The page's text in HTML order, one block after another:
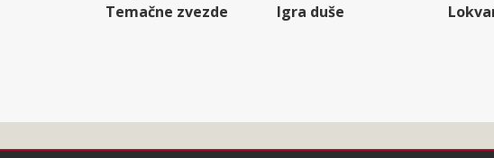
Temačne zvezde Igra duše